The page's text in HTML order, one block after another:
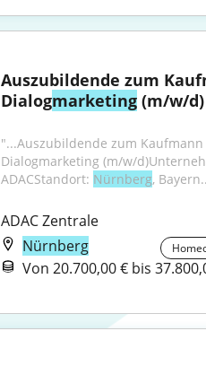
Auszubildende zum
Dialogmarketing (m/w/d)
"...Auszubildende zum
Dialogmarketing (m/w/
ADACStandort: Nürnberg,
ADAC Zentrale
Nürnberg
Von 20.700,00 € bis